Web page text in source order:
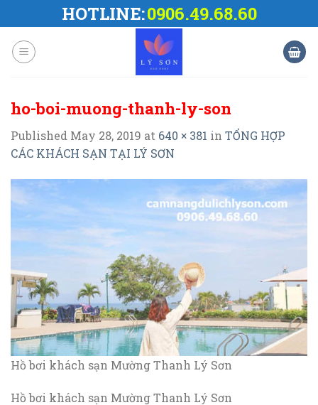
to
content
HOTLINE:0906.49.68.60
ho-boi-muong-thanh-ly-son
Published May 28, 2019 at 640 × 381 in TỔNG HỢP
CÁC KHÁCH SẠN TẠI LÝ SƠN
Hồ bơi khách sạn Mường Thanh Lý Sơn
Hồ bơi khách sạn Mường Thanh Lý Sơn